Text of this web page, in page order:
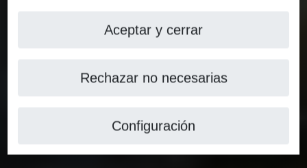
Aceptar y cerrar
Rechazar no necesarias
Configuración